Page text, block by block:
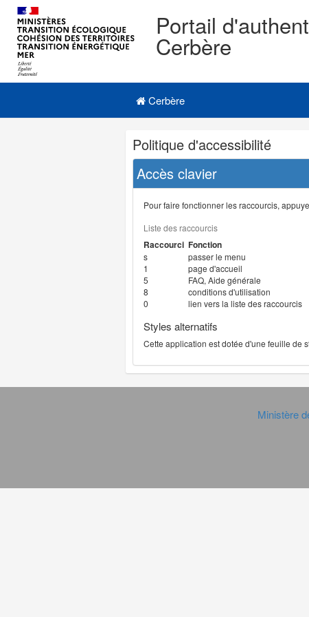
Portail
Cerbère
Navigation
Menu principal
Cerbère
Navigation
et
outils
annexes
Politique d'accessibilité
Accès clavier
Pour faire fonctionner les raccourcis,
Liste des raccourcis
Raccourci Fonction
s
passer le menu
1
page d'accueil
5
FAQ, Aide générale
8
conditions d'utilisation
0
lien vers la liste des raccourcis
Styles alternatifs
Cette application est dotée d'une feuille de
Ministère